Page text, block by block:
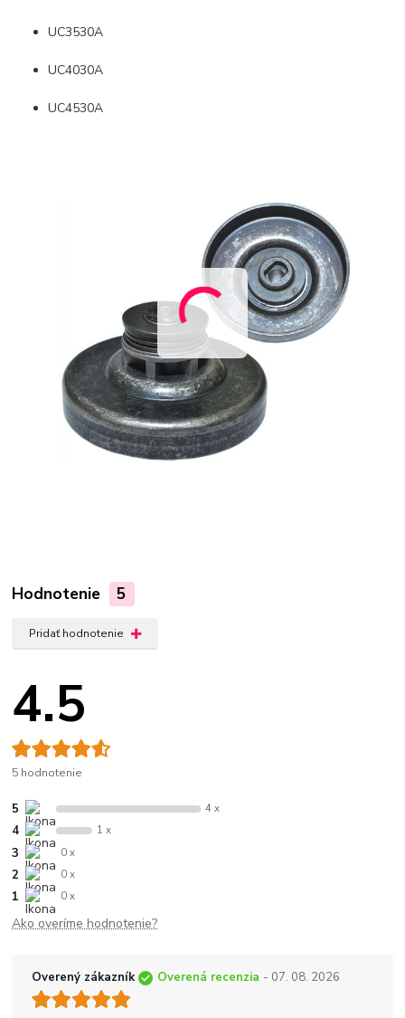
UC3530A
UC4030A
UC4530A
Hodnotenie 5
Pridať hodnotenie
4.5
5 hodnotenie
5 4 x
4 1 x
3 0 x
2 0 x
1 0 x
Ako overíme hodnotenie?
Overený zákazník Overená recenzia - 07. 08. 2026